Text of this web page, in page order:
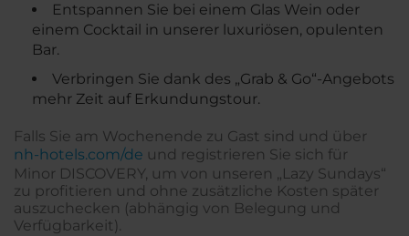
Entspannen Sie bei einem Glas Wein oder
einem Cocktail in unserer luxuriösen, opulenten
Bar.
Verbringen Sie dank des „Grab & Go“-Angebots
mehr Zeit auf Erkundungstour.
Falls Sie am Wochenende zu Gast sind und über
nh-hotels.com/de und registrieren Sie sich für
Minor DISCOVERY, um von unseren „Lazy Sundays“
zu profitieren und ohne zusätzliche Kosten später
auszuchecken (abhängig von Belegung und
Verfügbarkeit).